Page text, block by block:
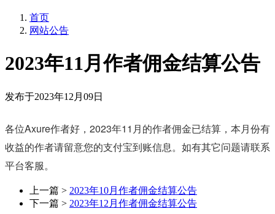
首页
网站公告
2023年11月作者佣金结算公告
发布于2023年12月09日
各位Axure作者好，2023年11月的作者佣金已结算，本月份有
收益的作者请留意您的支付宝到账信息。如有其它问题请联系
平台客服。
上一篇 > 2023年10月作者佣金结算公告
下一篇 > 2023年12月作者佣金结算公告